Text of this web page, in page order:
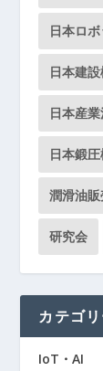
日本ロ
日本建
日本産
日本鍛
潤滑油
研究会
カテゴ
IoT・AI